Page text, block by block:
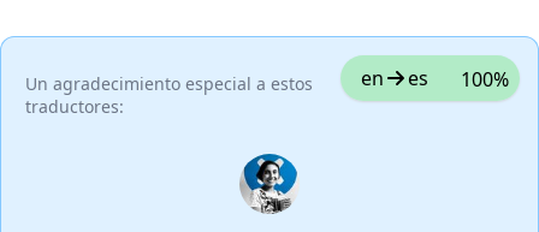
Un agradecimiento especial a estos
traductores:
en es 100%